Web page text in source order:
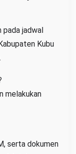
pada jadwal
Kubu
melakukan
serta dokumen